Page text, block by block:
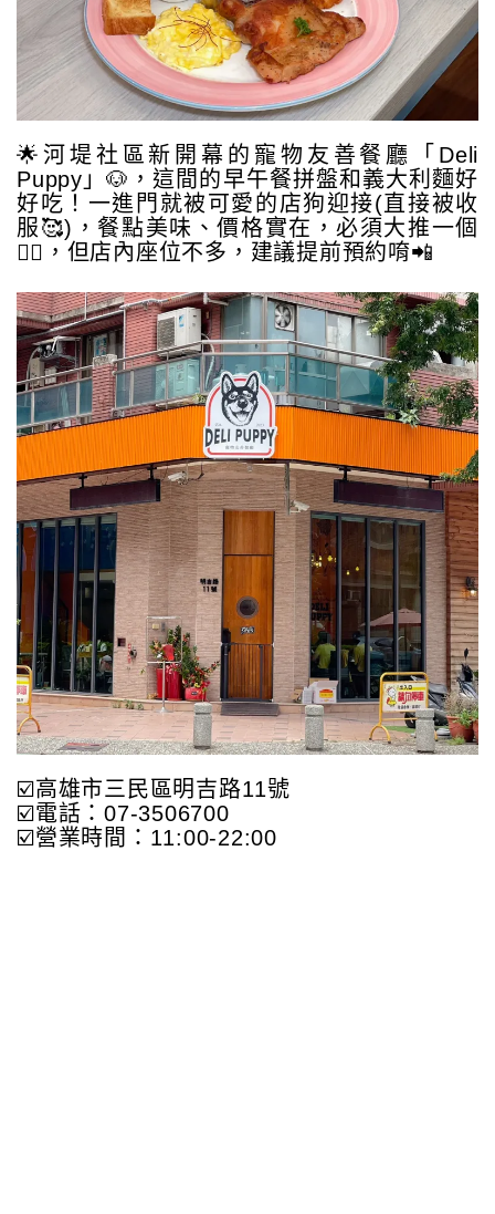
🌟河堤社區新開幕的寵物友善餐廳「Deli
Puppy」🐶，這間的早午餐拼盤和義大利麵好
好吃！一進門就被可愛的店狗迎接(直接被收
服🥰)，餐點美味、價格實在，必須大推一個
👍🏻，但店內座位不多，建議提前預約唷📲
☑️高雄市三民區明吉路11號
☑️電話：07-3506700
☑️營業時間：11:00-22:00